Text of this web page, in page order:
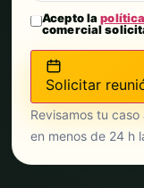
Acepto la
comercial
Solicitar
Revisamos tu
en menos de 24 h